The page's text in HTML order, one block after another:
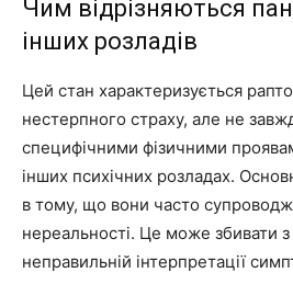
Чим відрізняються
інших розладів
Цей стан характеризується
нестерпного страху, але не
специфічними фізичними
інших психічних розладах.
в тому, що вони часто
нереальності. Це може збивати з
неправильній інтерпретації